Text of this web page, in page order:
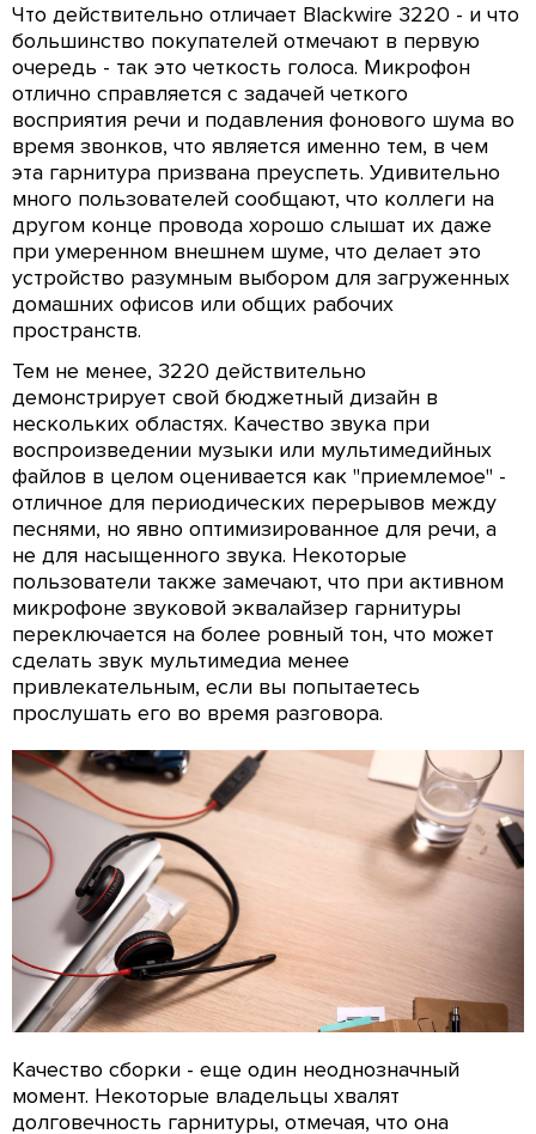
Что действительно отличает Blackwire 3220 - и что
большинство покупателей отмечают в первую
очередь - так это четкость голоса. Микрофон
отлично справляется с задачей четкого
восприятия речи и подавления фонового шума во
время звонков, что является именно тем, в чем
эта гарнитура призвана преуспеть. Удивительно
много пользователей сообщают, что коллеги на
другом конце провода хорошо слышат их даже
при умеренном внешнем шуме, что делает это
устройство разумным выбором для загруженных
домашних офисов или общих рабочих
пространств.
Тем не менее, 3220 действительно
демонстрирует свой бюджетный дизайн в
нескольких областях. Качество звука при
воспроизведении музыки или мультимедийных
файлов в целом оценивается как "приемлемое" -
отличное для периодических перерывов между
песнями, но явно оптимизированное для речи, а
не для насыщенного звука. Некоторые
пользователи также замечают, что при активном
микрофоне звуковой эквалайзер гарнитуры
переключается на более ровный тон, что может
сделать звук мультимедиа менее
привлекательным, если вы попытаетесь
прослушать его во время разговора.
Качество сборки - еще один неоднозначный
момент. Некоторые владельцы хвалят
долговечность гарнитуры, отмечая, что она